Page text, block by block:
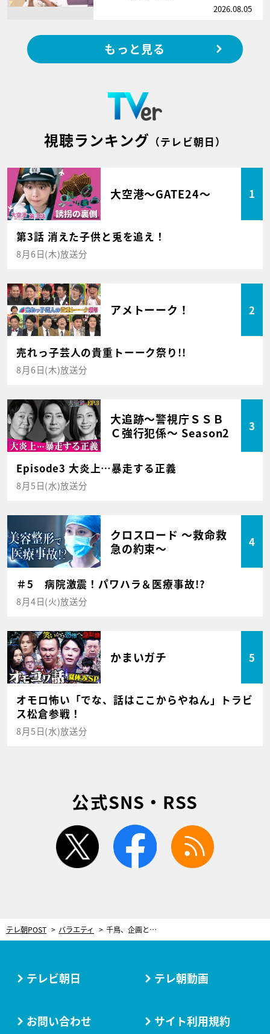
2026.08.05
もっと見る
視聴ランキング （テレビ朝日）
大空港～GATE24～ 1
第3話 消えた子供と兎を追え！
8月6日(木)放送分
アメトーーク！ 2
売れっ子芸人の貴重トーーク祭り!!
8月6日(木)放送分
大追跡～警視庁ＳＳＢ
Ｃ強行犯係～ Season2
3
Episode3 大炎上…暴走する正義
8月5日(水)放送分
クロスロード ～救命救
急の約束～
4
＃5 病院激震！パワハラ＆医療事故!?
8月4日(火)放送分
かまいガチ 5
オモロ怖い「でな、話はここからやねん」トラビ
ス松倉参戦！
8月5日(水)放送分
公式SNS・RSS
twitter facebook
テレ朝POST バラエティ 千鳥、企画と真逆の“あるある”を披露する芸人に猛ツッコミ！「来るとこ間違えてんねん」
テレビ朝日 テレ朝動画
お問い合わせ サイト利用規約